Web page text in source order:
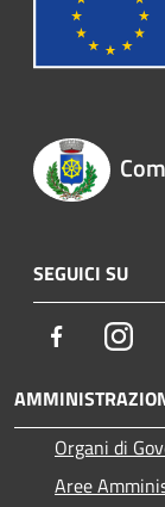
SEGUICI SU
Facebook
Organi di
Aree